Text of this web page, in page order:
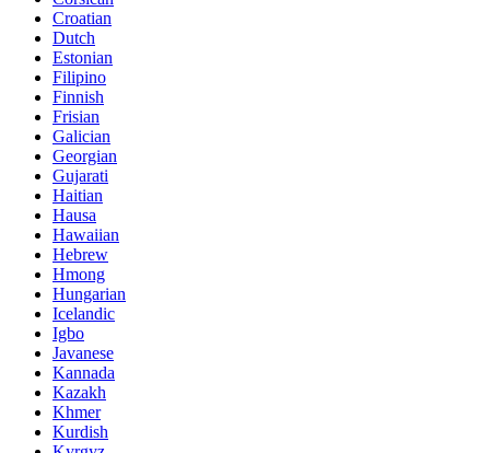
Croatian
Dutch
Estonian
Filipino
Finnish
Frisian
Galician
Georgian
Gujarati
Haitian
Hausa
Hawaiian
Hebrew
Hmong
Hungarian
Icelandic
Igbo
Javanese
Kannada
Kazakh
Khmer
Kurdish